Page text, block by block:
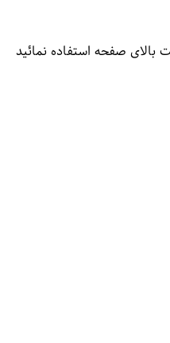
بالای صفحه استفاده نمائید